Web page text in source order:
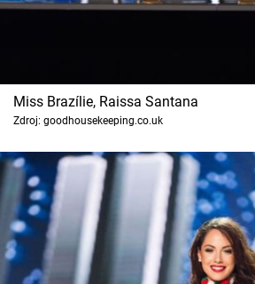
Miss Brazílie, Raissa Santana
Zdroj: goodhousekeeping.co.uk